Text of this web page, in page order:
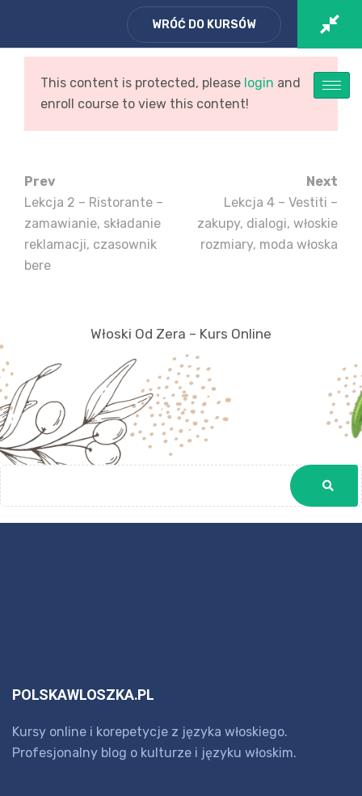
Zaloguj się / Zarejestruj Koszyk
włoski od zera – kurs
Włoski Od Zera – Kurs Online
POLSKAWLOSZKA.PL
Kursy online i korepetycje z języka włoskiego.
Profesjonalny blog o kulturze i języku włoskim.
WRÓĆ DO KURSÓW
This content is protected, please login and
enroll course to view this content!
Prev
Lekcja 2 – Ristorante –
zamawianie, składanie
reklamacji, czasownik
bere
Next
Lekcja 4 – Vestiti –
zakupy, dialogi, włoskie
rozmiary, moda włoska